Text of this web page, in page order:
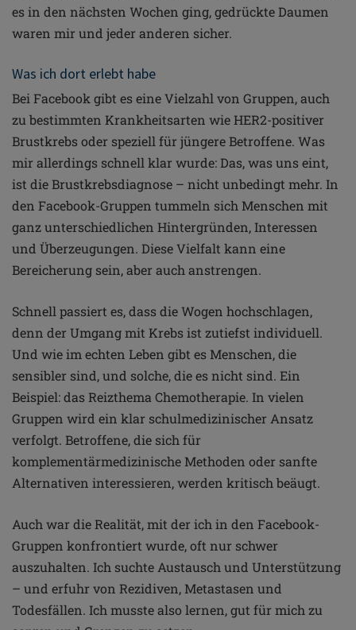
es in den nächsten Wochen ging, gedrückte Daumen
waren mir und jeder anderen sicher.
Was ich dort erlebt habe
Bei Facebook gibt es eine Vielzahl von Gruppen, auch
zu bestimmten Krankheitsarten wie HER2-positiver
Brustkrebs oder speziell für jüngere Betroffene. Was
mir allerdings schnell klar wurde: Das, was uns eint,
ist die Brustkrebsdiagnose – nicht unbedingt mehr. In
den Facebook-Gruppen tummeln sich Menschen mit
ganz unterschiedlichen Hintergründen, Interessen
und Überzeugungen. Diese Vielfalt kann eine
Bereicherung sein, aber auch anstrengen.
Schnell passiert es, dass die Wogen hochschlagen,
denn der Umgang mit Krebs ist zutiefst individuell.
Und wie im echten Leben gibt es Menschen, die
sensibler sind, und solche, die es nicht sind. Ein
Beispiel: das Reizthema Chemotherapie. In vielen
Gruppen wird ein klar schulmedizinischer Ansatz
verfolgt. Betroffene, die sich für
komplementärmedizinische Methoden oder sanfte
Alternativen interessieren, werden kritisch beäugt.
Auch war die Realität, mit der ich in den Facebook-
Gruppen konfrontiert wurde, oft nur schwer
auszuhalten. Ich suchte Austausch und Unterstützung
– und erfuhr von Rezidiven, Metastasen und
Todesfällen. Ich musste also lernen, gut für mich zu